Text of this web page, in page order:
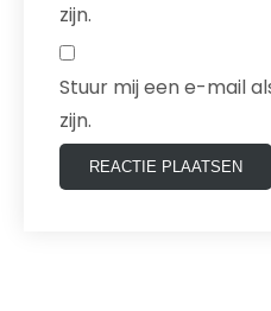
zijn.
Stuur mij een e-mail
zijn.